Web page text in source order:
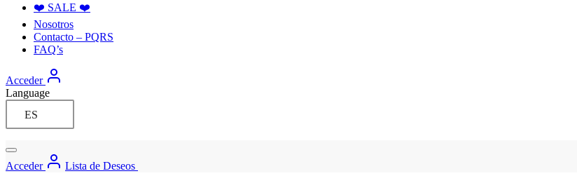
❤️ SALE ❤️
Nosotros
Contacto – PQRS
FAQ’s
Acceder
Language
ES
Acceder
Lista de Deseos